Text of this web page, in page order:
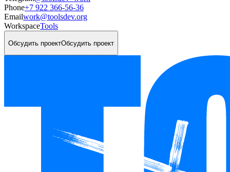
Phone+7 922 366-56-36
Emailwork@toolsdev.org
WorkspaceTools
Обсудить проектОбсудить проект